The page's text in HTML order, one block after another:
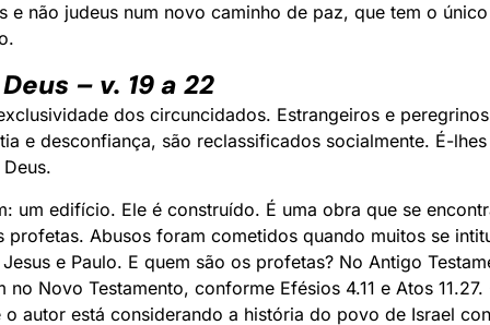
e não judeus num novo caminho de paz, que tem o
– v. 19 a 22
dos circuncidados. Estrangeiros e
e desconfiança, são reclassificados socialmente. É-
um edifício. Ele é construído. É uma obra que se
Abusos foram cometidos quando muitos se
e Paulo. E quem são os profetas? No Antigo
Novo Testamento, conforme Efésios 4.11 e Atos
autor está considerando a história do povo de Israel